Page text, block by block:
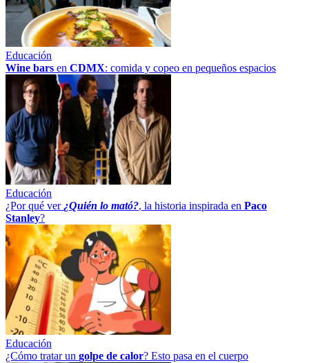
Educación
Wine bars en CDMX: comida y copeo en pequeños espacios
Educación
¿Por qué ver ¿Quién lo mató?, la historia inspirada en Paco
Stanley?
Educación
¿Cómo tratar un golpe de calor? Esto pasa en el cuerpo